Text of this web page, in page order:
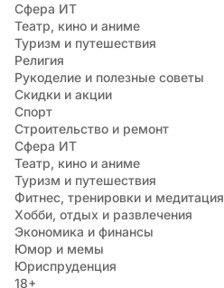
Сфера ИТ
Театр, кино и аниме
Туризм и путешествия
Религия
Рукоделие и полезные советы
Скидки и акции
Спорт
Строительство и ремонт
Сфера ИТ
Театр, кино и аниме
Туризм и путешествия
Фитнес, тренировки и медитация
Хобби, отдых и развлечения
Экономика и финансы
Юмор и мемы
Юриспруденция
18+